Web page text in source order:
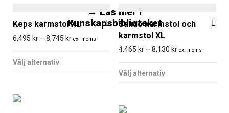
→ Läs mer i
Kunskapsbiblioteket
De
olika
kan
på
Keps karmstol XL
6,495 kr – 8,745 krPrisintervall: 6,495 kr till 8,745 kr
ex. moms
Välj alternativ
här
har
Sandö karmstol och
karmstol XL
4,465 kr – 8,130 krPrisintervall:
ex. moms
Välj alternativ
här
har